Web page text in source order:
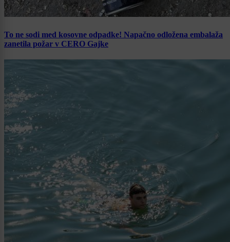
To ne sodi med kosovne odpadke! Napačno odložena embalaža
zanetila požar v CERO Gajke